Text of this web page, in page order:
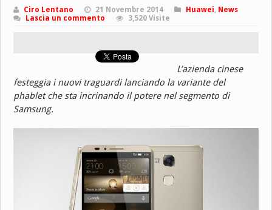
Ciro Lentano 21 Novembre 2014 Huawei, News
Lascia un commento
3,520 Visite
L’azienda cinese
festeggia i nuovi traguardi lanciando la variante del
phablet che sta incrinando il potere nel segmento di
Samsung.